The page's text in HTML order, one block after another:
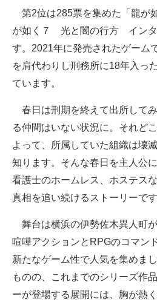
第2位は285票を集めた「龍が
が如く７ 光と闇の行方 インタ
す。2021年に発売されたゲーム
を肩代わりし刑務所に18年入っ
ています。
春日は刑期を終えて出所して
る仲間はいない状況に。それど
よって、所属していた組織は壊
知ります。そんな春日を主人公
看護士のホームレス、ホステス
真相を追い続けるストーリーです
舞台は横浜の伊勢佐木異人町
喧嘩アクションとRPGのコマン
新たなゲーム性で人気を集めま
ものの、これまでのシリーズ作
ーが登場する展開には、胸が熱